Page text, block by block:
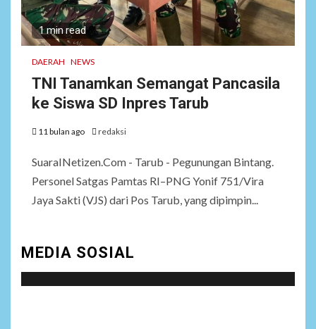
1 min read
DAERAH NEWS
TNI Tanamkan Semangat Pancasila
ke Siswa SD Inpres Tarub
11 bulan ago redaksi
SuaraINetizen.Com - Tarub - Pegunungan Bintang.
Personel Satgas Pamtas RI–PNG Yonif 751/Vira
Jaya Sakti (VJS) dari Pos Tarub, yang dipimpin...
MEDIA SOSIAL